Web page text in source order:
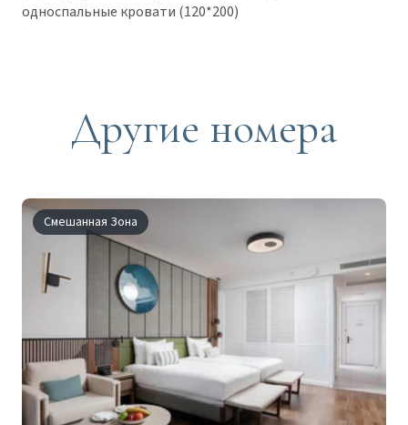
односпальные кровати (120*200)
Другие номера
Смешанная Зона